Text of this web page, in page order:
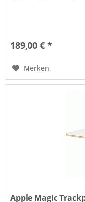
189,00 € *
Merken
Apple Magic